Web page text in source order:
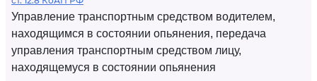
Управление транспортным средством водителем,
находящимся в состоянии опьянения, передача
управления транспортным средством лицу,
находящемуся в состоянии опьянения